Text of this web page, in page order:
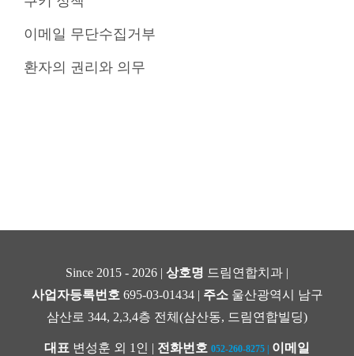
이메일 무단수집거부
환자의 권리와 의무
Since 2015 - 2026 | 상호명 드림연합치과 |
사업자등록번호 695-03-01434 | 주소울산광역시 남구
삼산로 344, 2,3,4층 전체(삼산동, 드림연합빌딩)
대표 변성훈 외 1인 | 전화번호 052-260-8275
이메일